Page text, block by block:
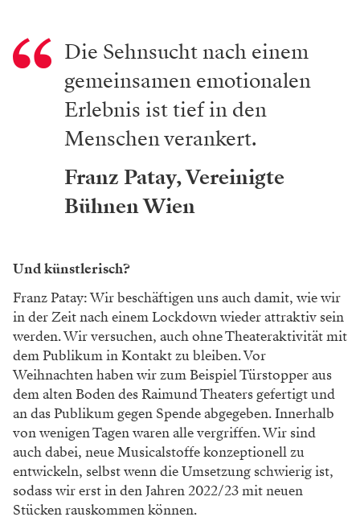
Die Sehnsucht nach einem
gemeinsamen emotionalen
Erlebnis ist tief in den
Menschen verankert.
Franz Patay, Vereinigte
Bühnen Wien
Und künstlerisch?
Franz Patay: Wir beschäftigen uns auch damit, wie wir
in der Zeit nach einem Lockdown wieder attraktiv sein
werden. Wir versuchen, auch ohne Theateraktivität mit
dem Publikum in Kontakt zu bleiben. Vor
Weihnachten haben wir zum Beispiel Türstopper aus
dem alten Boden des Raimund Theaters gefertigt und
an das Publikum gegen Spende abgegeben. Innerhalb
von wenigen Tagen waren alle vergriffen. Wir sind
auch dabei, neue Musicalstoffe konzeptionell zu
entwickeln, selbst wenn die Umsetzung schwierig ist,
sodass wir erst in den Jahren 2022/23 mit neuen
Stücken rauskommen können.